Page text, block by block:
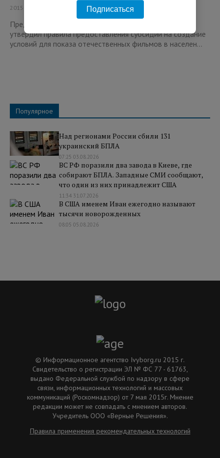
2015-12-07 12:56:23
Председатель Правительства РФ Дмитрий Медведев
утвердил правила предоставления субсидий на создание
условий для показа отечественных фильмов в населен...
Популярное
Над регионами России сбили 131
украинский БПЛА
07:25 03.08.2026
ВС РФ поразили два завода в Киеве, где
собирают БПЛА. Западные СМИ сообщают,
что один из них принадлежит США
11:34 31.07.2026
В США именем Иван ежегодно называют
тысячи новорожденных
08:05 05.08.2026
© Информационное агентство Ivyborg.ru 2015 г.
Свидетельство о регистрации ЭЛ № ФС 77 - 61763,
выдано Федеральной службой по надзору в сфере
связи, информационных технологий и массовых
коммуникаций (Роскомнадзор) от 7 мая 2015г. Мнение
редакции может не совпадать с мнением авторов.
Учредитель ООО «Верные Решения».
Правила применения рекомендательных технологий
Подписаться